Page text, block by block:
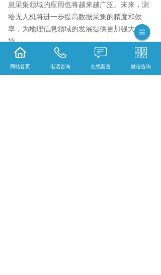
息采集领域的应用也将越来越广泛。未来，测
绘无人机将进一步提高数据采集的精度和效
率，为地理信息领域的发展提供更加强大的支
持。
总之，测绘无人机作为高空视角下的地理信息
采集新利器，正以其独特的优势改变着传统测
网站首页 电话咨询 在线留言 微信咨询